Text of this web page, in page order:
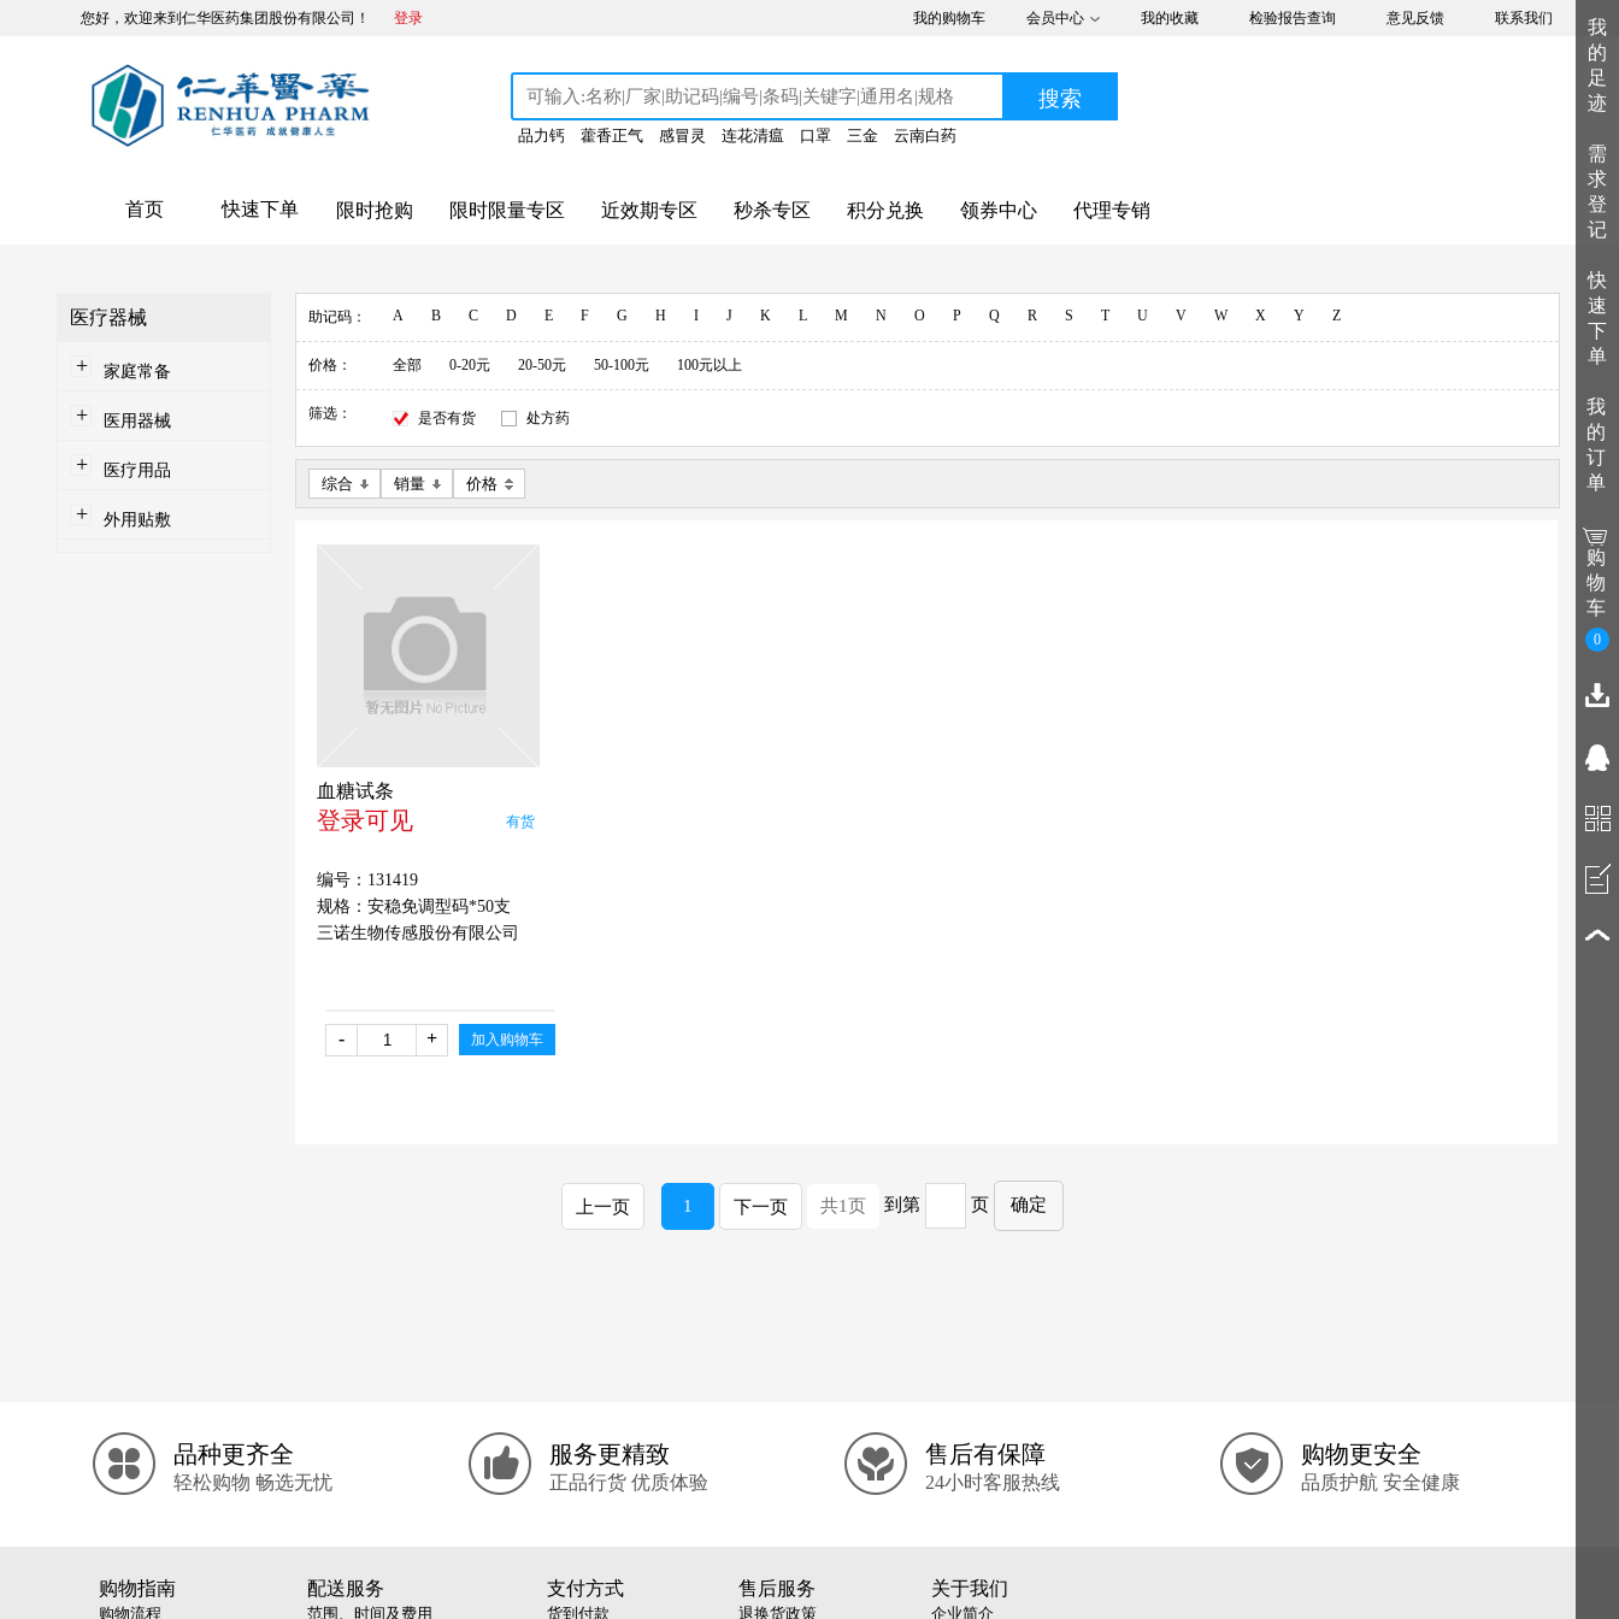
您好，欢迎来到仁华医药集团股份有限公司！ 登录 我的购物车 会员中心 我的收藏 检验报告查询 意见反馈 联系我们
搜索
品力钙 藿香正气 感冒灵 连花清瘟 口罩 三金 云南白药
首页 快速下单 限时抢购 限时限量专区 近效期专区 秒杀专区 积分兑换 领券中心 代理专销
医疗器械
+ 家庭常备
+ 医用器械
+ 医疗用品
+ 外用贴敷
助记码： A B C D E F G H I J K L M N O P Q R S T U V W X Y Z
价格： 全部 0-20元 20-50元 50-100元 100元以上
筛选： 是否有货 处方药
血糖试条
登录可见 有货
编号：131419
规格：安稳免调型码*50支
三诺生物传感股份有限公司
- + 加入购物车
上一页 1 下一页 共1页 到第 页 确定
我
的
足
迹
需
求
登
记
快
速
下
单
我
的
订
单
购
物
车
0
品种更齐全
轻松购物 畅选无忧
服务更精致
正品行货 优质体验
售后有保障
24小时客服热线
购物更安全
品质护航 安全健康
购物指南
购物流程
配送服务
范围、时间及费用
支付方式
货到付款
售后服务
退换货政策
关于我们
企业简介